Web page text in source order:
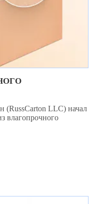
(RussCarton LLC) начал
влагопрочного